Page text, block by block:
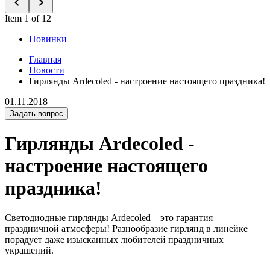
Item 1 of 12
Новинки
Главная
Новости
Гирлянды Ardecoled - настроение настоящего праздника!
01.11.2018
Задать вопрос
Гирлянды Ardecoled -
настроение настоящего
праздника!
Светодиодные гирлянды Ardecoled – это гарантия
праздничной атмосферы! Разнообразие гирлянд в линейке
порадует даже изысканных любителей праздничных
украшений.